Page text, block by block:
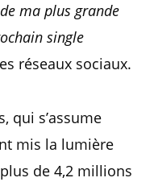
ma plus grande
single
réseaux sociaux.
qui s’assume
mis la lumière
de 4,2 millions